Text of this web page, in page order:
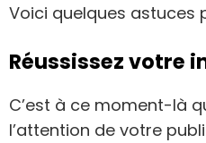
Voici quelques astuces
Réussissez votre
C’est à ce moment-là
l’attention de votre